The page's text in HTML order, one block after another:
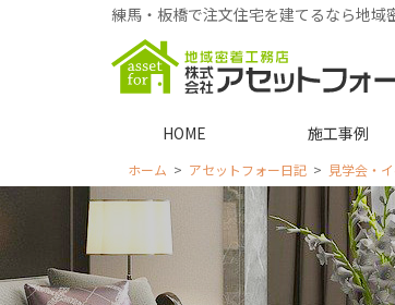
練馬・板橋で注文住宅を建てるなら地域
HOME 施工事例
ホーム アセットフォー日記 見学会・